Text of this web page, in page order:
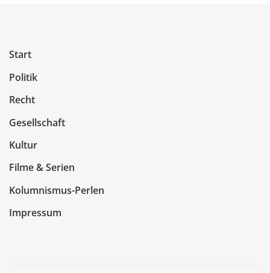
Start
Politik
Recht
Gesellschaft
Kultur
Filme & Serien
Kolumnismus-Perlen
Impressum